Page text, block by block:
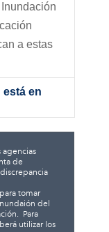
a estas
en